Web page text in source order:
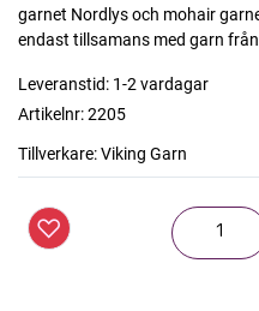
garnet Nordlys och mohair
endast tillsamans med garn
Leveranstid: 1-2 vardagar
Artikelnr:2205
Tillverkare:Viking Garn